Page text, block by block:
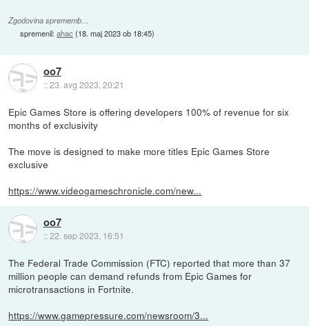
Zgodovina sprememb…
spremenil:ahac (18. maj 2023 ob 18:45)
oo7
::23. avg 2023, 20:21
Epic Games Store is offering developers 100% of revenue for six
months of exclusivity
The move is designed to make more titles Epic Games Store
exclusive
https://www.videogameschronicle.com/new...
oo7
::22. sep 2023, 16:51
The Federal Trade Commission (FTC) reported that more than 37
million people can demand refunds from Epic Games for
microtransactions in Fortnite.
https://www.gamepressure.com/newsroom/3...